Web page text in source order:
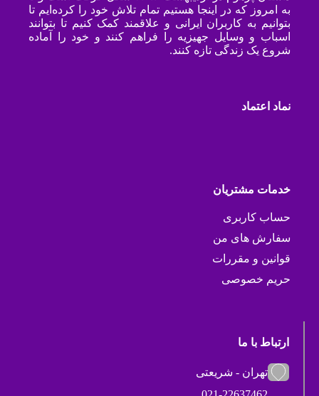
به امروز که در اینجا هستیم تمام تلاش خود را کرده‌ایم تا
بتوانیم به کاربران ایرانی و علاقمند کمک کنیم تا بتوانند
اسباب و وسایل جهیزیه را فراهم کنند و خود را آماده
شروع یک زندگی تازه کنند.
نماد اعتماد
خدمات مشتریان
حساب کاربری
سفارش های من
قوانین و مقررات
حریم خصوصی
ارتباط با ما
تهران - شریعتی